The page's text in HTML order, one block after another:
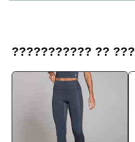
??????????? ?? ???